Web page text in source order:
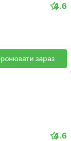
4.6
зараз
4.6